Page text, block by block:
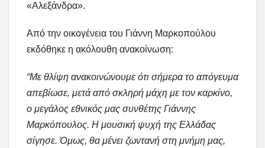
«Αλεξάνδρα».
Από την οικογένεια του Γιάννη Μαρκοπούλου
εκδόθηκε η ακόλουθη ανακοίνωση:
“Με θλίψη ανακοινώνουμε ότι σήμερα το απόγευμα
απεβίωσε, μετά από σκληρή μάχη με τον καρκίνο,
ο μεγάλος εθνικός μας συνθέτης Γιάννης
Μαρκόπουλος. Η μουσική ψυχή της Ελλάδας
σίγησε. Όμως, θα μένει ζωντανή στη μνήμη μας,